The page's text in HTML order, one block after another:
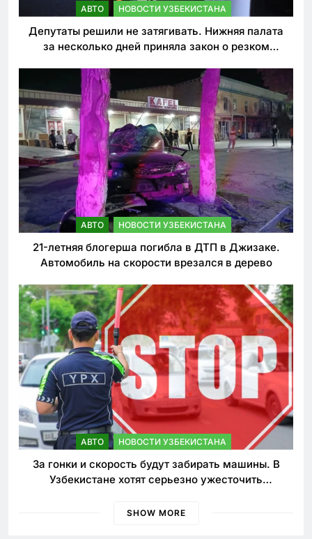
АВТО НОВОСТИ УЗБЕКИСТАНА
Депутаты решили не затягивать. Нижняя палата
за несколько дней приняла закон о резком
АВТО НОВОСТИ УЗБЕКИСТАНА
21-летняя блогерша погибла в ДТП в Джизаке.
Автомобиль на скорости врезался в дерево
АВТО НОВОСТИ УЗБЕКИСТАНА
За гонки и скорость будут забирать машины. В
Узбекистане хотят серьезно ужесточить
SHOW MORE